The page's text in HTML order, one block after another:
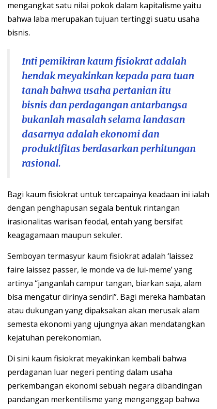
mengangkat satu nilai pokok dalam kapitalisme yaitu
bahwa laba merupakan tujuan tertinggi suatu usaha
bisnis.
Inti pemikiran kaum fisiokrat adalah
hendak meyakinkan kepada para tuan
tanah bahwa usaha pertanian itu
bisnis dan perdagangan antarbangsa
bukanlah masalah selama landasan
dasarnya adalah ekonomi dan
produktifitas berdasarkan perhitungan
rasional.
Bagi kaum fisiokrat untuk tercapainya keadaan ini ialah
dengan penghapusan segala bentuk rintangan
irasionalitas warisan feodal, entah yang bersifat
keagagamaan maupun sekuler.
Semboyan termasyur kaum fisiokrat adalah ‘laissez
faire laissez passer, le monde va de lui-meme’ yang
artinya “janganlah campur tangan, biarkan saja, alam
bisa mengatur dirinya sendiri”. Bagi mereka hambatan
atau dukungan yang dipaksakan akan merusak alam
semesta ekonomi yang ujungnya akan mendatangkan
kejatuhan perekonomian.
Di sini kaum fisiokrat meyakinkan kembali bahwa
perdaganan luar negeri penting dalam usaha
perkembangan ekonomi sebuah negara dibandingan
pandangan merkentilisme yang menganggap bahwa